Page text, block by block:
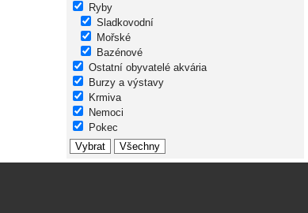
Ryby
Sladkovodní
Mořské
Bazénové
Ostatní obyvatelé akvária
Burzy a výstavy
Krmiva
Nemoci
Pokec